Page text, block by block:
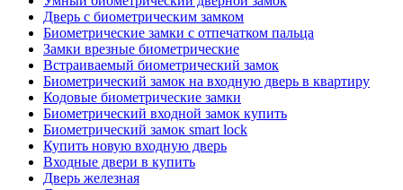
Дверь с биометрическим замком
Биометрические замки с отпечатком пальца
Замки врезные биометрические
Встраиваемый биометрический замок
Биометрический замок на входную дверь в квартиру
Кодовые биометрические замки
Биометрический входной замок купить
Биометрический замок smart lock
Купить новую входную дверь
Входные двери в купить
Дверь железная